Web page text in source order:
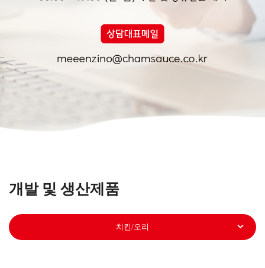
개발 및 생산제품
치킨/오리